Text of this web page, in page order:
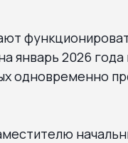
январь 2026 года
одновременно